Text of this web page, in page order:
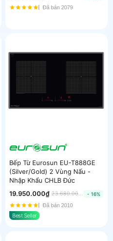
Đã bán 2079
Bếp Từ Eurosun EU-T888GE
(Silver/Gold) 2 Vùng Nấu -
Nhập Khẩu CHLB Đức
19.950.000₫
- 16%
Đã bán 2010
Best Seller